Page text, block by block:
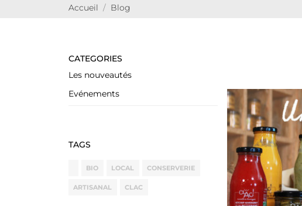
Accueil Blog
CATEGORIES
Les nouveautés
Evénements
TAGS
BIO LOCAL CONSERVERIE
ARTISANAL CLAC